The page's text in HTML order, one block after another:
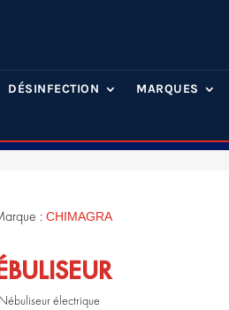
DÉSINFECTION MARQUES
: CHIMAGRA
Nébuliseur électrique